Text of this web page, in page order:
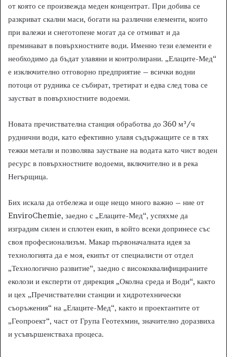
от която се произвежда меден концентрат. При добива се
разкриват скални маси, богати на различни елементи, които
при валежи и снеготопене могат да се отмиват и да
преминават в повърхностните води. Именно тези елементи е
необходимо да бъдат улавяни и контролирани. „Елаците-Мед“
е изключително отговорно предприятие – всички водни
потоци от рудника се събират, третират и едва след това се
заустват в повърхностните водоеми.
Новата пречиствателна станция обработва до 360 м³/ч
руднични води, като ефективно улавя съдържащите се в тях
тежки метали и позволява заустване на водата като чист воден
ресурс в повърхностните водоеми, включително и в река
Негърщица.
Бих искала да отбележа и още нещо много важно – ние от
EnviroChemie, заедно с „Елаците-Мед“, успяхме да
изградим силен и сплотен екип, в който всеки допринесе със
своя професионализъм. Макар първоначалната идея за
технологията да е моя, екипът от специалисти от отдел
„Технологично развитие“, заедно с висококвалифицираните
еколози и експерти от дирекция „Околна среда и Води“, както
и цех „Пречиствателни станции и хидротехнически
съоръжения“ на „Елаците-Мед“, както и проектантите от
„Геопроект“, част от Група Геотехмин, значително доразвиха
и усъвършенстваха процеса.